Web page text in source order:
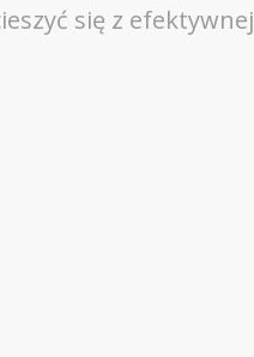
się z efektywnej